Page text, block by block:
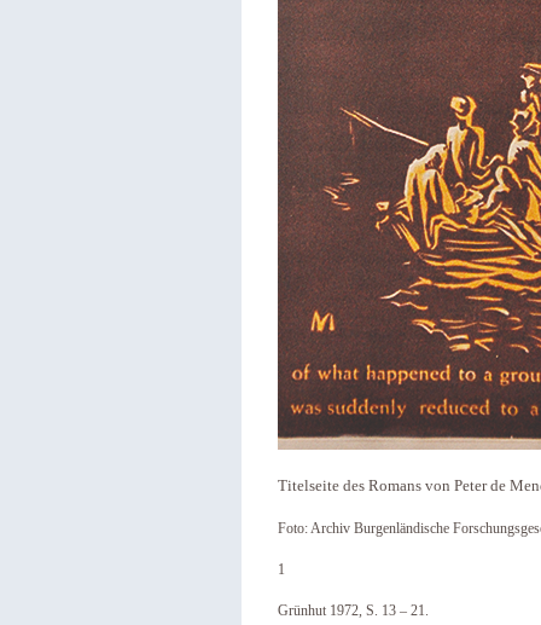
Titelseite des Romans von Peter de
Foto: Archiv Burgenländische
1
Grünhut 1972, S. 13 – 21.